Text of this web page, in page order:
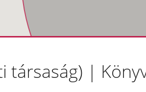
társaság) |